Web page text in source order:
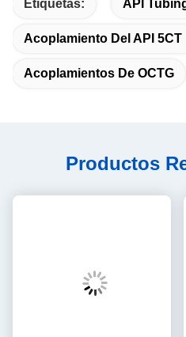
Etiquetas: API
Acoplamiento Del API 5CT
Acoplamientos De OCTG
Productos